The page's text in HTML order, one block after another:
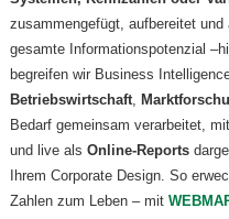
zusammengefügt, aufbereitet
gesamte Informationspotenzial
begreifen wir Business
Betriebswirtschaft,
Bedarf gemeinsam verarbeitet,
und live als Online-Reports
Ihrem Corporate Design. So
Zahlen zum Leben – mit